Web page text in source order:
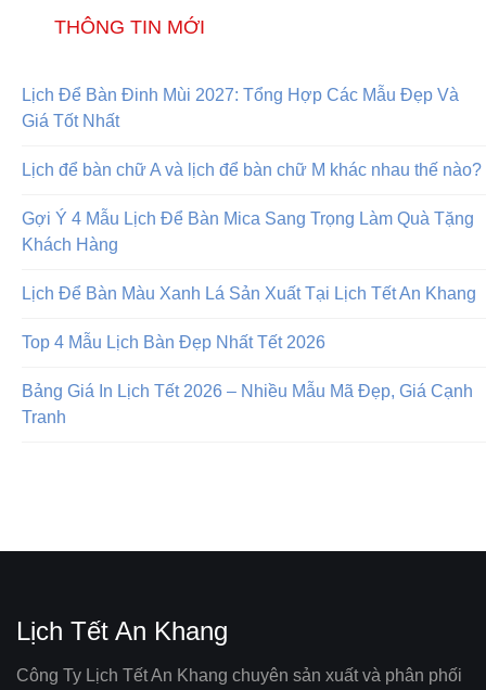
THÔNG TIN MỚI
Lịch Để Bàn Đinh Mùi 2027: Tổng Hợp Các Mẫu Đẹp Và
Giá Tốt Nhất
Lịch để bàn chữ A và lịch để bàn chữ M khác nhau thế nào?
Gợi Ý 4 Mẫu Lịch Để Bàn Mica Sang Trọng Làm Quà Tặng
Khách Hàng
Lịch Để Bàn Màu Xanh Lá Sản Xuất Tại Lịch Tết An Khang
Top 4 Mẫu Lịch Bàn Đẹp Nhất Tết 2026
Bảng Giá In Lịch Tết 2026 – Nhiều Mẫu Mã Đẹp, Giá Cạnh
Tranh
Lịch Tết An Khang
Công Ty Lịch Tết An Khang chuyên sản xuất và phân phối